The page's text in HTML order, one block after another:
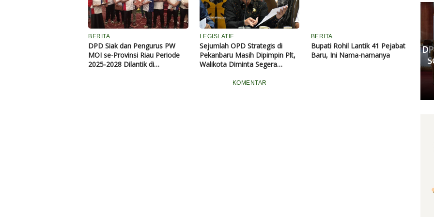
v
i
s
BERITA
DPD Siak dan Pengurus PW
MOI se-Provinsi Riau Periode
2025-2028 Dilantik di
LEGISLATIF
Sejumlah OPD Strategis di
Pekanbaru Masih Dipimpin Plt,
Walikota Diminta Segera
BERITA
Bupati Rohil Lantik 41 Pejabat
Baru, Ini Nama-namanya
KOMENTAR
Komisi III DPRD Pekanbaru
Fasilitasi Mediasi Dugaan
Kekerasan Murid di SDN 181,
Kedua Pihak Mulai Sepakat